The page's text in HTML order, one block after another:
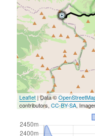
Leaflet | Data ©
contributors,CC-BY-SA,